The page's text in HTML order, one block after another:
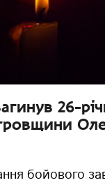
26-
бойового